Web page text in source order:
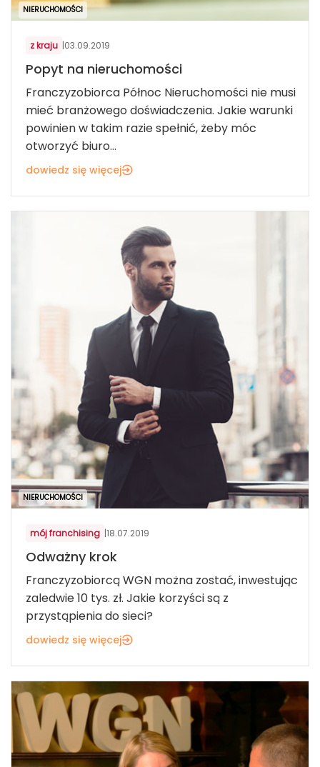
NIERUCHOMOŚCI
z kraju |03.09.2019
Popyt na nieruchomości
Franczyzobiorca Północ Nieruchomości nie musi
mieć branżowego doświadczenia. Jakie warunki
powinien w takim razie spełnić, żeby móc
otworzyć biuro...
dowiedz się więcej
NIERUCHOMOŚCI
mój franchising |18.07.2019
Odważny krok
Franczyzobiorcą WGN można zostać, inwestując
zaledwie 10 tys. zł. Jakie korzyści są z
przystąpienia do sieci?
dowiedz się więcej